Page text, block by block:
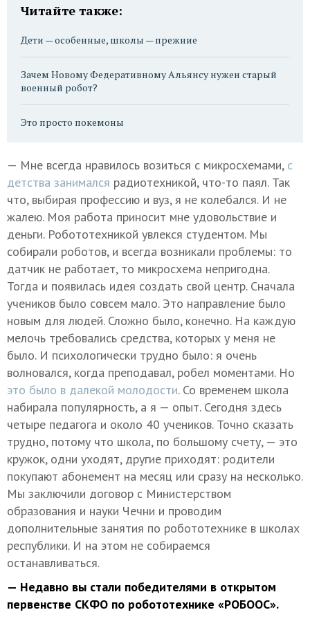
Читайте также:
Дети — особенные, школы — прежние
Зачем Новому Федеративному Альянсу нужен старый
военный робот?
Это просто покемоны
— Мне всегда нравилось возиться с микросхемами, с
детства занимался радиотехникой, что-то паял. Так
что, выбирая профессию и вуз, я не колебался. И не
жалею. Моя работа приносит мне удовольствие и
деньги. Робототехникой увлекся студентом. Мы
собирали роботов, и всегда возникали проблемы: то
датчик не работает, то микросхема непригодна.
Тогда и появилась идея создать свой центр. Сначала
учеников было совсем мало. Это направление было
новым для людей. Сложно было, конечно. На каждую
мелочь требовались средства, которых у меня не
было. И психологически трудно было: я очень
волновался, когда преподавал, робел моментами. Но
это было в далекой молодости. Со временем школа
набирала популярность, а я — опыт. Сегодня здесь
четыре педагога и около 40 учеников. Точно сказать
трудно, потому что школа, по большому счету, — это
кружок, одни уходят, другие приходят: родители
покупают абонемент на месяц или сразу на несколько.
Мы заключили договор с Министерством
образования и науки Чечни и проводим
дополнительные занятия по робототехнике в школах
республики. И на этом не собираемся
останавливаться.
— Недавно вы стали победителями в открытом
первенстве СКФО по робототехнике «РОБООС».